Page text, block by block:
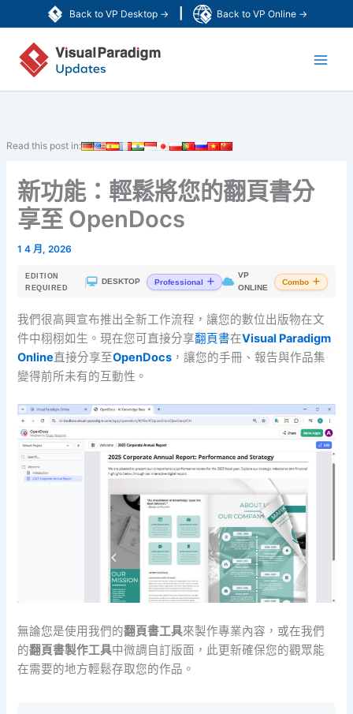
Back to VP Desktop → Back to VP Online →
至
Read this post in:
新功能：輕鬆將您的翻頁書分
享至 OpenDocs
1 4 月, 2026
EDITION
REQUIRED
DESKTOP Professional
VP
ONLINE
Combo
我們很高興宣布推出全新工作流程，讓您的數位出版物在文
件中栩栩如生。現在您可直接分享翻頁書在Visual Paradigm
Online直接分享至OpenDocs ，讓您的手冊、報告與作品集
變得前所未有的互動性。
無論您是使用我們的翻頁書工具來製作專業內容，或在我們
的翻頁書製作工具中微調自訂版面，此更新確保您的觀眾能
在需要的地方輕鬆存取您的作品。